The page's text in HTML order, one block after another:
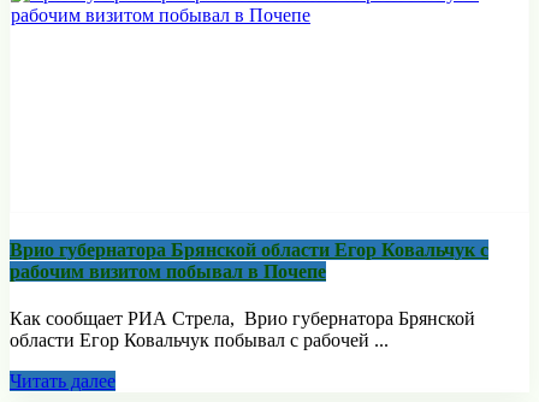
Врио губернатора Брянской области Егор Ковальчук с
рабочим визитом побывал в Почепе
Как сообщает РИА Стрела, Врио губернатора Брянской
области Егор Ковальчук побывал с рабочей ...
Читать далее